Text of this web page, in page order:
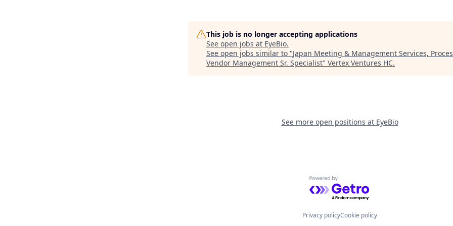
This job is no longer accepting applications
See open jobs at EyeBio.
See open jobs similar to "Japan Meeting & Management Services,
Vendor Management Sr. Specialist" Vertex Ventures HC.
See more open positions at EyeBio
Powered by Getro.com
Privacy policyCookie policy